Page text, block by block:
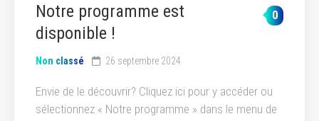
Notre programme est
disponible !
0
Non classé 26 septembre 2024
Envie de le découvrir? Cliquez ici pour y accéder ou
sélectionnez « Notre programme » dans le menu de